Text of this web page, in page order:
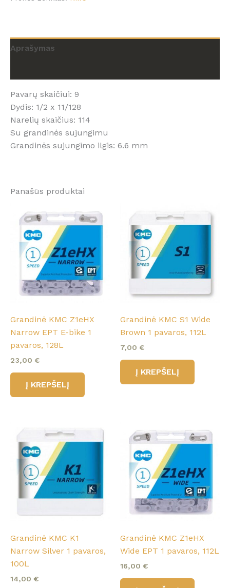
X9
pavarų,
114L
Aprašymas
Pavarų skaičiui: 9
Dydis: 1/2 x 11/128
Narelių skaičius: 114
Su grandinės sujungimu
Grandinės sujungimo ilgis: 6.6 mm
Panašūs produktai
Grandinė KMC Z1eHX
Narrow EPT E-bike 1
pavaros, 128L
23,00 €
Į KREPŠELĮ
Grandinė KMC S1 Wide
Brown 1 pavaros, 112L
7,00 €
Į KREPŠELĮ
Grandinė KMC K1
Narrow Silver 1 pavaros,
100L
14,00 €
Grandinė KMC Z1eHX
Wide EPT 1 pavaros, 112L
16,00 €